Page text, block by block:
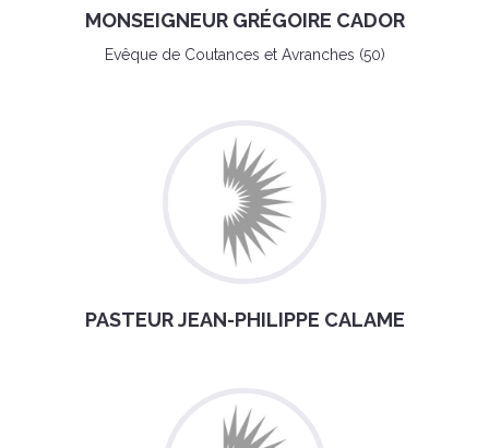
MONSEIGNEUR GRÉGOIRE CADOR
Evêque de Coutances et Avranches (50)
PASTEUR JEAN-PHILIPPE CALAME